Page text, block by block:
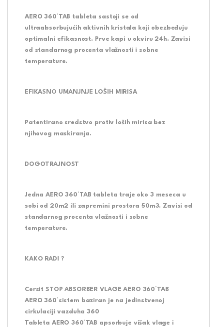
AERO 360°TAB tableta sastoji se od
ultraabsorbujućih aktivnih kristala koji obezbeđuju
optimalni efikasnost. Prve kapi u okviru 24h. Zavisi
od standarnog procenta vlažnosti i sobne
temperature.
EFIKASNO UMANJNJE LOŠIH MIRISA
Patentirano sredstvo protiv loših mirisa bez
njihovog maskiranja.
DOGOTRAJNOST
Jedna AERO 360°TAB tableta traje oko 3 meseca u
sobi od 20m2 ili zapremini prostora 50m3. Zavisi od
standarnog procenta vlažnosti i sobne
temperature.
KAKO RADI ?
Cersit STOP ABSORBER VLAGE AERO 360°TAB
AERO 360°sistem baziran je na jedinstvenoj
cirkulaciji vazduha 360
Tableta AERO 360°TAB apsorbuje višak vlage i